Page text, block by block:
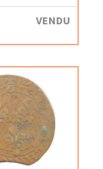
VENDU